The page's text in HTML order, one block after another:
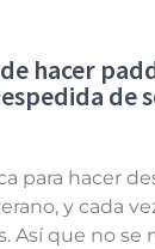
hacer
de
para hacer
y cada
Así que no se